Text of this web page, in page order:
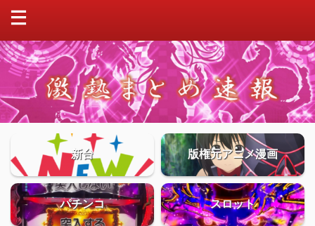
新台 版権元アニメ漫画
パチンコ スロット